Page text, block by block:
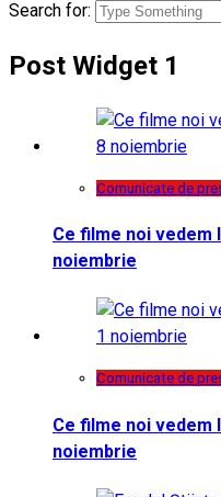
Search for:
Post Widget 1
Comunicate de
Ce filme noi vedem
noiembrie
Comunicate de
Ce filme noi vedem
noiembrie